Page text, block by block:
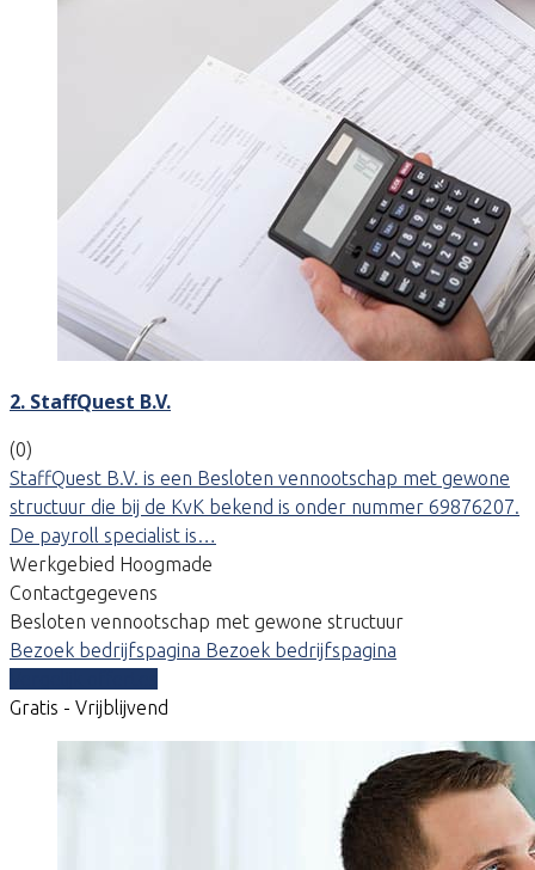
2. StaffQuest B.V.
(0)
StaffQuest B.V. is een Besloten vennootschap met gewone
structuur die bij de KvK bekend is onder nummer 69876207.
De payroll specialist is…
Werkgebied Hoogmade
Contactgegevens
Besloten vennootschap met gewone structuur
Bezoek bedrijfspagina Bezoek bedrijfspagina
Gratis - Vrijblijvend